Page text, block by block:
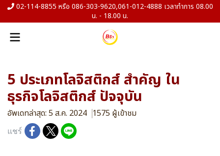
02-114-8855 หรือ 086-303-9620,061-012-4888 เวลาทำการ 08.00
น. - 18.00 น.
5 ประเภทโลจิสติกส์ สำคัญ ใน
ธุรกิจโลจิสติกส์ ปัจจุบัน
อัพเดทล่าสุด: 5 ส.ค. 2024 1575 ผู้เข้าชม
แชร์